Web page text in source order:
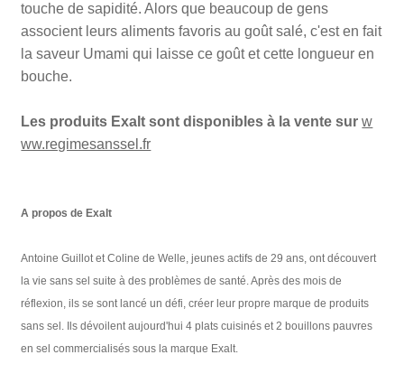
touche de sapidité. Alors que beaucoup de gens
associent leurs aliments favoris au goût salé, c'est en fait
la saveur Umami qui laisse ce goût et cette longueur en
bouche.
Les produits Exalt sont disponibles à la vente surw
ww.regimesanssel.fr
A propos de Exalt
Antoine Guillot et Coline de Welle, jeunes actifs de 29 ans, ont découvert
la vie sans sel suite à des problèmes de santé. Après des mois de
réflexion, ils se sont lancé un défi, créer leur propre marque de produits
sans sel. Ils dévoilent aujourd'hui 4 plats cuisinés et 2 bouillons pauvres
en sel commercialisés sous la marque Exalt.